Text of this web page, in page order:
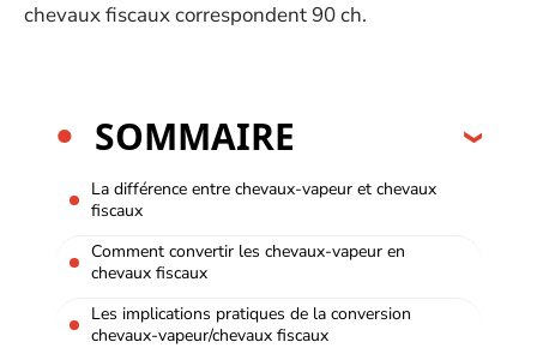
chevaux fiscaux correspondent 90 ch.
SOMMAIRE
La différence entre chevaux-vapeur et chevaux
fiscaux
Comment convertir les chevaux-vapeur en
chevaux fiscaux
Les implications pratiques de la conversion
chevaux-vapeur/chevaux fiscaux